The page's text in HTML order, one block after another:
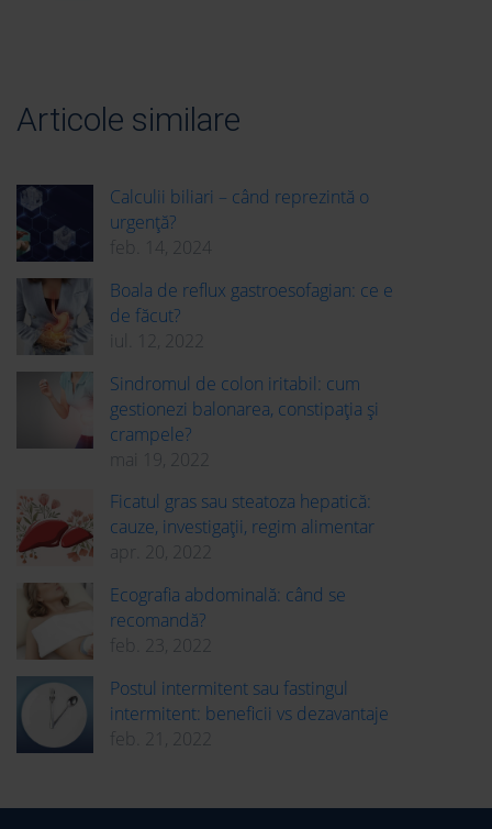
Articole similare
Calculii biliari – când reprezintă o
urgență?
feb. 14, 2024
Boala de reflux gastroesofagian: ce e
de făcut?
iul. 12, 2022
Sindromul de colon iritabil: cum
gestionezi balonarea, constipația și
crampele?
mai 19, 2022
Ficatul gras sau steatoza hepatică:
cauze, investigații, regim alimentar
apr. 20, 2022
Ecografia abdominală: când se
recomandă?
feb. 23, 2022
Postul intermitent sau fastingul
intermitent: beneficii vs dezavantaje
feb. 21, 2022